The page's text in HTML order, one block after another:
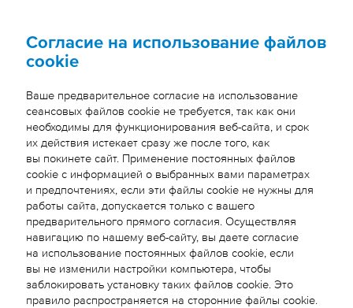
Согласие на использование файлов
cookie
Ваше предварительное согласие на использование
сеансовых файлов cookie не требуется, так как они
необходимы для функционирования веб-сайта, и срок
их действия истекает сразу же после того, как
вы покинете сайт. Применение постоянных файлов
cookie с информацией о выбранных вами параметрах
и предпочтениях, если эти файлы cookie не нужны для
работы сайта, допускается только с вашего
предварительного прямого согласия. Осуществляя
навигацию по нашему веб-сайту, вы даете согласие
на использование постоянных файлов cookie, если
вы не изменили настройки компьютера, чтобы
заблокировать установку таких файлов cookie. Это
правило распространяется на сторонние файлы cookie.